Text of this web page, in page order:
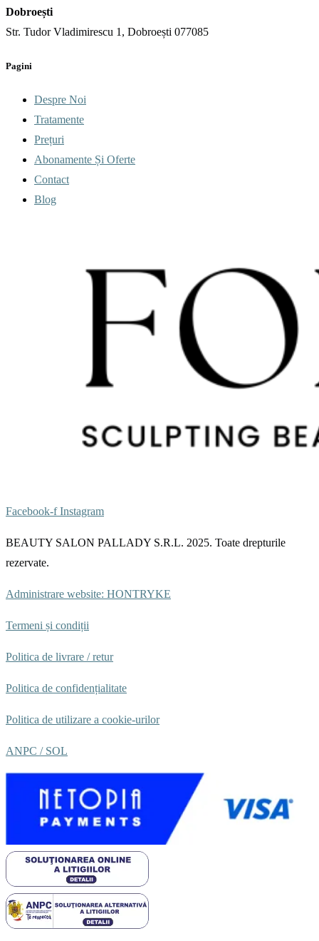
Dobroești
Str. Tudor Vladimirescu 1, Dobroești 077085
Pagini
Despre Noi
Tratamente
Prețuri
Abonamente Și Oferte
Contact
Blog
Facebook-f Instagram
BEAUTY SALON PALLADY S.R.L. 2025. Toate drepturile
rezervate.
Administrare website: HONTRYKE
Termeni și condiții
Politica de livrare / retur
Politica de confidențialitate
Politica de utilizare a cookie-urilor
ANPC / SOL